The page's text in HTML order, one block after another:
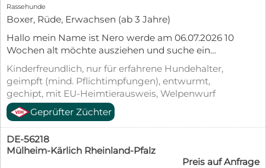
Rassehunde
Boxer, Rüde, Erwachsen (ab 3 Jahre)
Hallo mein Name ist Nero werde am 06.07.2026 10
Wochen alt möchte ausziehen und suche ein
neues zu Hause.
Kinderfreundlich, nur für erfahrene Hundehalter,
geimpft (mind. Pflichtimpfungen), entwurmt,
gechipt, mit EU-Heimtierausweis, Welpenwurf
Geprüfter Züchter
DE-56218
Mülheim-Kärlich Rheinland-Pfalz
Preis auf Anfrage